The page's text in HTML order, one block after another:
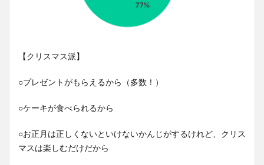
【クリスマス派】
○プレゼントがもらえるから（多数！）
○ケーキが食べられるから
○お正月は正しくないといけないかんじがするけれど、クリス
マスは楽しむだけだから